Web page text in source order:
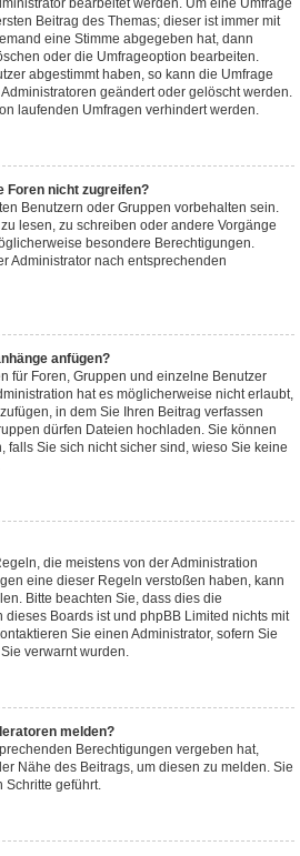
bearbeitet werden. Um eine Umfrage
Beitrag des Themas; dieser ist immer mit
eine Stimme abgegeben hat, dann
oder die Umfrageoption bearbeiten.
abgestimmt haben, so kann die Umfrage
geändert oder gelöscht werden.
laufenden Umfragen verhindert werden.
Foren nicht zugreifen?
Benutzern oder Gruppen vorbehalten sein.
lesen, zu schreiben oder andere Vorgänge
besondere Berechtigungen.
Administrator nach entsprechenden
anfügen?
für Foren, Gruppen und einzelne Benutzer
hat es möglicherweise nicht erlaubt,
in dem Sie Ihren Beitrag verfassen
dürfen Dateien hochladen. Sie können
falls Sie sich nicht sicher sind, wieso Sie keine
die meistens von der Administration
eine dieser Regeln verstoßen haben, kann
Bitte beachten Sie, dass dies die
dieses Boards ist und phpBB Limited nichts mit
Sie einen Administrator, sofern Sie
verwarnt wurden.
melden?
Berechtigungen vergeben hat,
Nähe des Beitrags, um diesen zu melden. Sie
Schritte geführt.